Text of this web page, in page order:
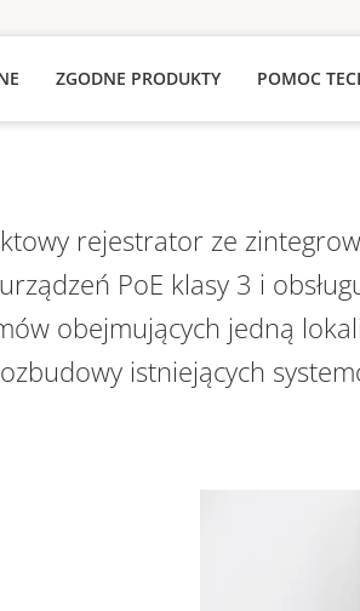
ZGODNE PRODUKTY POMOC
rejestrator ze
PoE klasy 3 i
obejmujących jedną
istniejących